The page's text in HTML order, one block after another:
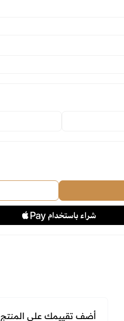
أضف تقييمك على المنتج